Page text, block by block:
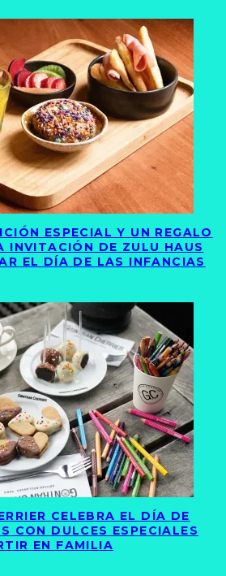
ESPECIAL Y UN REGALO
INVITACIÓN DE ZULU HAUS
EL DÍA DE LAS INFANCIAS
CELEBRA EL DÍA DE
CON DULCES ESPECIALES
EN FAMILIA